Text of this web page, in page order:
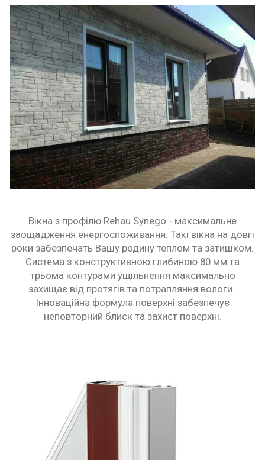
Вікна з профілю Rehau Synego - максимальне
заощадження енергоспоживання. Такі вікна на довгі
роки забезпечать Вашу родину теплом та затишком.
Система з конструктивною глибиною 80 мм та
трьома контурами ущільнення максимально
захищає від протягів та потрапляння вологи.
Інноваційна формула поверхні забезпечує
неповторний блиск та захист поверхні.